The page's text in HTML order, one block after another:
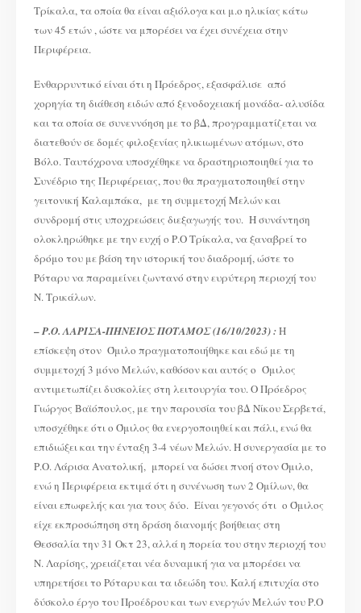
Τρίκαλα, τα οποία θα είναι αξιόλογα και μ.ο ηλικίας κάτω
των 45 ετών , ώστε να μπορέσει να έχει συνέχεια στην
Περιφέρεια.
Ενθαρρυντικό είναι ότι η Πρόεδρος, εξασφάλισε από
χορηγία τη διάθεση ειδών από ξενοδοχειακή μονάδα- αλυσίδα
και τα οποία σε συνεννόηση με το βΔ, προγραμματίζεται να
διατεθούν σε δομές φιλοξενίας ηλικιωμένων ατόμων, στο
Βόλο. Ταυτόχρονα υποσχέθηκε να δραστηριοποιηθεί για το
Συνέδριο της Περιφέρειας, που θα πραγματοποιηθεί στην
γειτονική Καλαμπάκα, με τη συμμετοχή Μελών και
συνδρομή στις υποχρεώσεις διεξαγωγής του. Η συνάντηση
ολοκληρώθηκε με την ευχή ο Ρ.Ο Τρίκαλα, να ξαναβρεί το
δρόμο του με βάση την ιστορική του διαδρομή, ώστε το
Ρόταρυ να παραμείνει ζωντανό στην ευρύτερη περιοχή του
Ν. Τρικάλων.
–Ρ.Ο. ΛΑΡΙΣΑ-ΠΗΝΕΙΟΣ ΠΟΤΑΜΟΣ (16/10/2023) :H
επίσκεψη στον Όμιλο πραγματοποιήθηκε και εδώ με τη
συμμετοχή 3 μόνο Μελών, καθόσον και αυτός ο Όμιλος
αντιμετωπίζει δυσκολίες στη λειτουργία του. Ο Πρόεδρος
Γιώργος Βαϊόπουλος, με την παρουσία του βΔ Νίκου Σερβετά,
υποσχέθηκε ότι ο Όμιλος θα ενεργοποιηθεί και πάλι, ενώ θα
επιδιώξει και την ένταξη 3-4 νέων Μελών. Η συνεργασία με το
Ρ.Ο. Λάρισα Ανατολική, μπορεί να δώσει πνοή στον Όμιλο,
ενώ η Περιφέρεια εκτιμά ότι η συνένωση των 2 Ομίλων, θα
είναι επωφελής και για τους δύο. Είναι γεγονός ότι ο Όμιλος
είχε εκπροσώπηση στη δράση διανομής βοήθειας στη
Θεσσαλία την 31 Οκτ 23, αλλά η πορεία του στην περιοχή του
Ν. Λαρίσης, χρειάζεται νέα δυναμική για να μπορέσει να
υπηρετήσει το Ρόταρυ και τα ιδεώδη του. Καλή επιτυχία στο
δύσκολο έργο του Προέδρου και των ενεργών Μελών του Ρ.Ο